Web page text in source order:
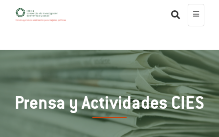
Prensa y Actividades CIES